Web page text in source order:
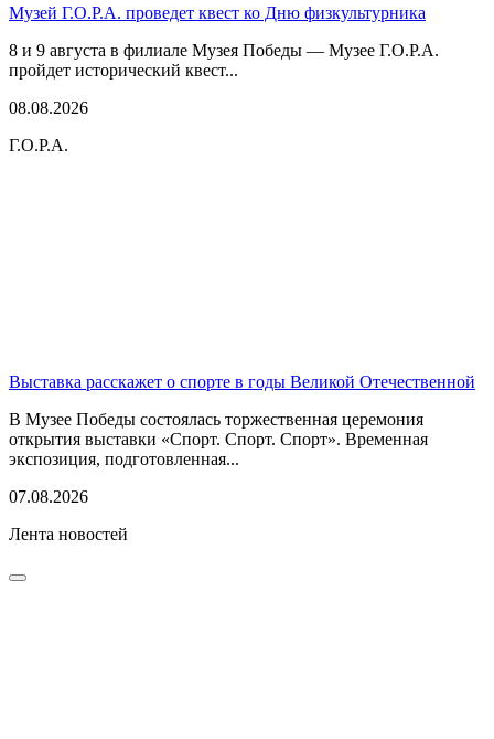
Музей Г.О.Р.А. проведет квест ко Дню физкультурника
8 и 9 августа в филиале Музея Победы — Музее Г.О.Р.А.
пройдет исторический квест...
08.08.2026
Г.О.Р.А.
Выставка расскажет о спорте в годы Великой Отечественной
В Музее Победы состоялась торжественная церемония
открытия выставки «Спорт. Спорт. Спорт». Временная
экспозиция, подготовленная...
07.08.2026
Лента новостей